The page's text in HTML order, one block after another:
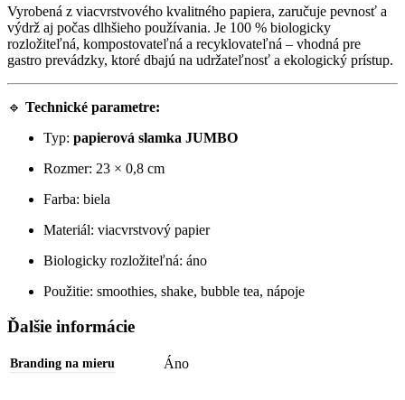
Vyrobená z viacvrstvového kvalitného papiera, zaručuje pevnosť a
výdrž aj počas dlhšieho používania. Je 100 % biologicky
rozložiteľná, kompostovateľná a recyklovateľná – vhodná pre
gastro prevádzky, ktoré dbajú na udržateľnosť a ekologický prístup.
🔹 Technické parametre:
Typ: papierová slamka JUMBO
Rozmer: 23 × 0,8 cm
Farba: biela
Materiál: viacvrstvový papier
Biologicky rozložiteľná: áno
Použitie: smoothies, shake, bubble tea, nápoje
Ďalšie informácie
Branding na mieru Áno